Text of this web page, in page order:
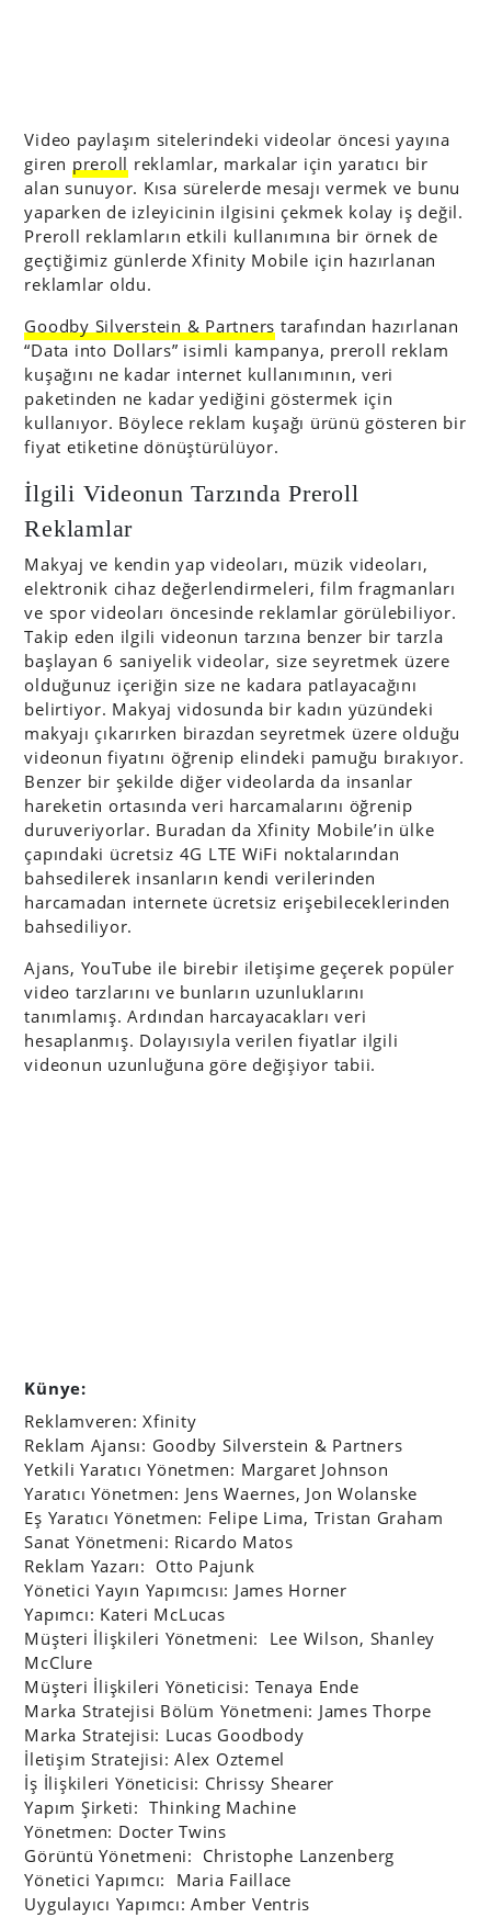
Video paylaşım sitelerindeki videolar öncesi yayına
giren preroll reklamlar, markalar için yaratıcı bir
alan sunuyor. Kısa sürelerde mesajı vermek ve bunu
yaparken de izleyicinin ilgisini çekmek kolay iş değil.
Preroll reklamların etkili kullanımına bir örnek de
geçtiğimiz günlerde Xfinity Mobile için hazırlanan
reklamlar oldu.
Goodby Silverstein & Partners tarafından hazırlanan
“Data into Dollars” isimli kampanya, preroll reklam
kuşağını ne kadar internet kullanımının, veri
paketinden ne kadar yediğini göstermek için
kullanıyor. Böylece reklam kuşağı ürünü gösteren bir
fiyat etiketine dönüştürülüyor.
İlgili Videonun Tarzında Preroll
Reklamlar
Makyaj ve kendin yap videoları, müzik videoları,
elektronik cihaz değerlendirmeleri, film fragmanları
ve spor videoları öncesinde reklamlar görülebiliyor.
Takip eden ilgili videonun tarzına benzer bir tarzla
başlayan 6 saniyelik videolar, size seyretmek üzere
olduğunuz içeriğin size ne kadara patlayacağını
belirtiyor. Makyaj vidosunda bir kadın yüzündeki
makyajı çıkarırken birazdan seyretmek üzere olduğu
videonun fiyatını öğrenip elindeki pamuğu bırakıyor.
Benzer bir şekilde diğer videolarda da insanlar
hareketin ortasında veri harcamalarını öğrenip
duruveriyorlar. Buradan da Xfinity Mobile’in ülke
çapındaki ücretsiz 4G LTE WiFi noktalarından
bahsedilerek insanların kendi verilerinden
harcamadan internete ücretsiz erişebileceklerinden
bahsediliyor.
Ajans, YouTube ile birebir iletişime geçerek popüler
video tarzlarını ve bunların uzunluklarını
tanımlamış. Ardından harcayacakları veri
hesaplanmış. Dolayısıyla verilen fiyatlar ilgili
videonun uzunluğuna göre değişiyor tabii.
Künye:
Reklamveren: Xfinity
Reklam Ajansı: Goodby Silverstein & Partners
Yetkili Yaratıcı Yönetmen: Margaret Johnson
Yaratıcı Yönetmen: Jens Waernes, Jon Wolanske
Eş Yaratıcı Yönetmen: Felipe Lima, Tristan Graham
Sanat Yönetmeni: Ricardo Matos
Reklam Yazarı: Otto Pajunk
Yönetici Yayın Yapımcısı: James Horner
Yapımcı: Kateri McLucas
Müşteri İlişkileri Yönetmeni: Lee Wilson, Shanley
McClure
Müşteri İlişkileri Yöneticisi: Tenaya Ende
Marka Stratejisi Bölüm Yönetmeni: James Thorpe
Marka Stratejisi: Lucas Goodbody
İletişim Stratejisi: Alex Oztemel
İş İlişkileri Yöneticisi: Chrissy Shearer
Yapım Şirketi: Thinking Machine
Yönetmen: Docter Twins
Görüntü Yönetmeni: Christophe Lanzenberg
Yönetici Yapımcı: Maria Faillace
Uygulayıcı Yapımcı: Amber Ventris